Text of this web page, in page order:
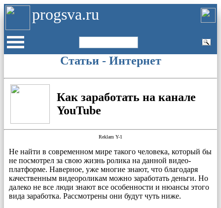
progsva.ru
Статьи - Интернет
Как заработать на канале
YouTube
Reklam Y-1
Не найти в современном мире такого человека, который бы
не посмотрел за свою жизнь ролика на данной видео-
платформе. Наверное, уже многие знают, что благодаря
качественным видеороликам можно заработать деньги. Но
далеко не все люди знают все особенности и нюансы этого
вида заработка. Рассмотрены они будут чуть ниже.